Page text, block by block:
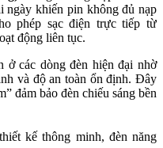
ngày khiến pin không đủ nạp
phép sạc điện trực tiếp từ
động liên tục.
ở các dòng đèn hiện đại nhờ
và độ an toàn ổn định. Đây
đảm bảo đèn chiếu sáng bền
kế thông minh, đèn năng